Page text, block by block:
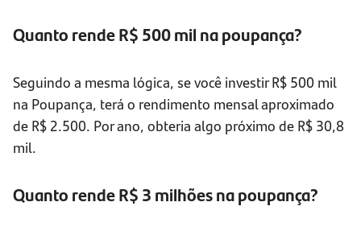
Quanto rende R$ 500 mil na poupança?
Seguindo a mesma lógica, se você investir R$ 500 mil
na Poupança, terá o rendimento mensal aproximado
de R$ 2.500. Por ano, obteria algo próximo de R$ 30,8
mil.
Quanto rende R$ 3 milhões na poupança?